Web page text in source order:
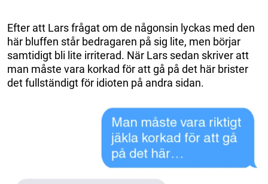
Efter att Lars frågat om de någonsin lyckas med den
här bluffen står bedragaren på sig lite, men börjar
samtidigt bli lite irriterad. När Lars sedan skriver att
man måste vara korkad för att gå på det här brister
det fullständigt för idioten på andra sidan.